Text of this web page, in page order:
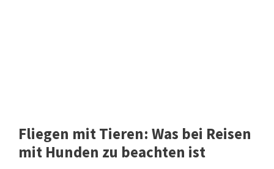
Fliegen mit Tieren: Was bei Reisen
mit Hunden zu beachten ist